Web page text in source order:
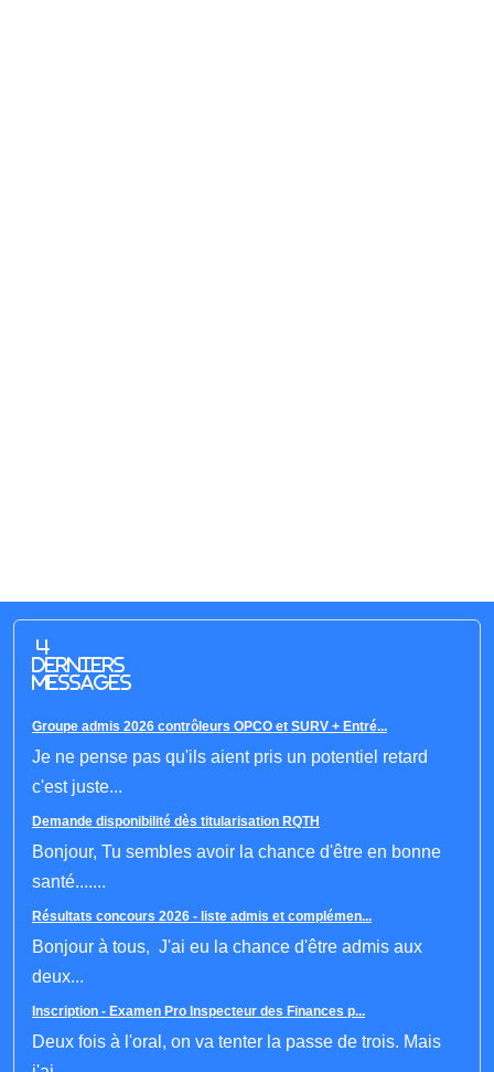
4
derniers
messages
Groupe admis 2026 contrôleurs OPCO et SURV + Entré...
Je ne pense pas qu'ils aient pris un potentiel retard
c'est juste...
Demande disponibilité dès titularisation RQTH
Bonjour, Tu sembles avoir la chance d'être en bonne
santé.......
Résultats concours 2026 - liste admis et complémen...
Bonjour à tous, J'ai eu la chance d'être admis aux
deux...
Inscription - Examen Pro Inspecteur des Finances p...
Deux fois à l'oral, on va tenter la passe de trois. Mais